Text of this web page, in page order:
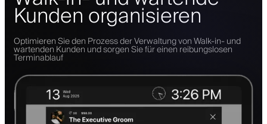
Kunden organisieren
Optimieren Sie den Prozess der Verwaltung von Walk-in- und
wartenden Kunden und sorgen Sie für einen reibungslosen
Terminablauf